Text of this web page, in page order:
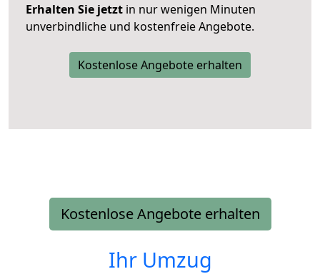
Erhalten Sie jetzt in nur wenigen Minuten
unverbindliche und kostenfreie Angebote.
Kostenlose Angebote erhalten
Kostenlose Angebote erhalten
Ihr Umzug